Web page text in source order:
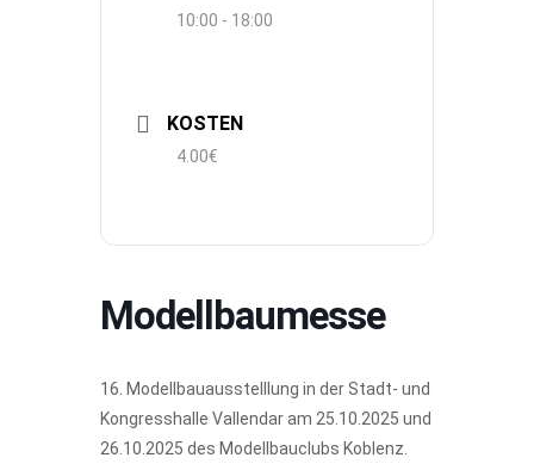
10:00 - 18:00
KOSTEN
4.00€
Modellbaumesse
16. Modellbauausstelllung in der Stadt- und
Kongresshalle Vallendar am 25.10.2025 und
26.10.2025 des Modellbauclubs Koblenz.